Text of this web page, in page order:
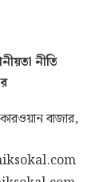
নীতি
বাজার,